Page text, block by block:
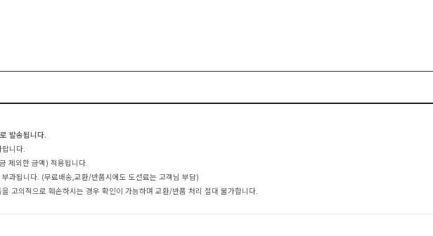
발송됩니다.
니다.
제외한 금액) 적용됩니다.
과됩니다. (무료배송,교환/반품시에도 도선료는 고객님 부담)
고의적으로 훼손하시는 경우 확인이 가능하며 교환/반품 처리 절대 불가합니다.